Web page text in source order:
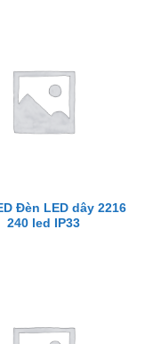
Đèn LED dây 2216
240 led IP33